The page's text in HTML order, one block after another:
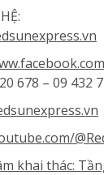
678 – 09 432
khai thác: